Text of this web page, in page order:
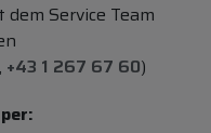
Service Team
+43 1 267 67 60)